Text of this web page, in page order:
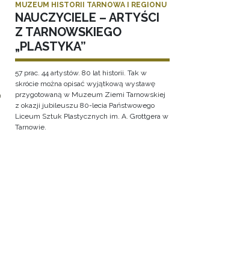
MUZEUM HISTORII TARNOWA I REGIONU
NAUCZYCIELE – ARTYŚCI
Z TARNOWSKIEGO
„PLASTYKA”
57 prac. 44 artystów. 80 lat historii. Tak w
skrócie można opisać wyjątkową wystawę
przygotowaną w Muzeum Ziemi Tarnowskiej
z okazji jubileuszu 80-lecia Państwowego
Liceum Sztuk Plastycznych im. A. Grottgera w
Tarnowie.